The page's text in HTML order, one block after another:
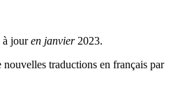
jouren janvier2023.
traductions en français par